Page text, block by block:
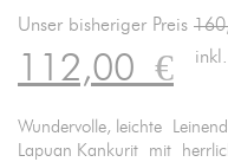
Unser bisheriger Preis
112,00€
Wundervolle, leichte
Lapuan Kankurit mit